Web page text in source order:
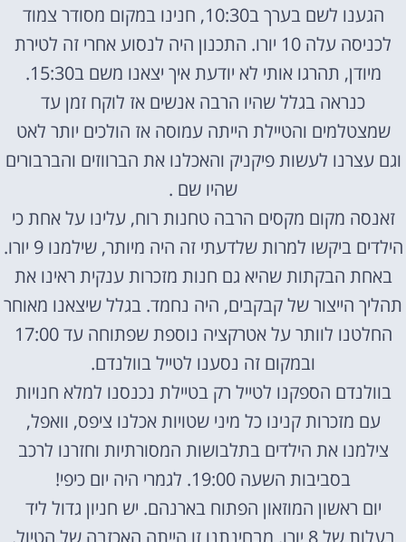
הגענו לשם בערך ב10:30, חנינו במקום מסודר צמוד
לכניסה עלה 10 יורו. התכנון היה לנסוע אחרי זה לטירת
מיודן, תהרגו אותי לא יודעת איך יצאנו משם ב15:30.
כנראה בגלל שהיו הרבה אנשים אז לוקח זמן עד
שמצטלמים והטיילת הייתה עמוסה אז הולכים יותר לאט
וגם עצרנו לעשות פיקניק והאכלנו את הברווזים והברבורים
שהיו שם .
זאנסה מקום מקסים הרבה טחנות רוח, עלינו על אחת כי
הילדים ביקשו למרות שלדעתי זה היה מיותר, שילמנו 9 יורו.
באחת הבקתות שהיא גם חנות מזכרות ענקית ראינו את
תהליך הייצור של קבקבים, היה נחמד. בגלל שיצאנו מאוחר
החלטנו לוותר על אטרקציה נוספת שפתוחה עד 17:00
ובמקום זה נסענו לטייל בוולנדם.
בוולנדם הספקנו לטייל רק בטיילת נכנסנו למלא חנויות
עם מזכרות קנינו כל מיני שטויות אכלנו ציפס, וואפל,
צילמנו את הילדים בתלבושות המסורתיות וחזרנו לרכב
בסביבות השעה 19:00. לגמרי היה יום כיפי!
יום ראשון המוזאון הפתוח בארנהם. יש חניון גדול ליד